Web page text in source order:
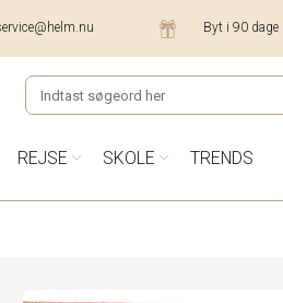
Byt i 90 dage
REJSE SKOLE TRENDS